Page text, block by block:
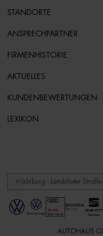
STANDORTE
ANSPRECHPARTNER
FIRMENHISTORIE
AKTUELLES
KUNDENBEWERTUNGEN
LEXIKON
AUTOHAUS